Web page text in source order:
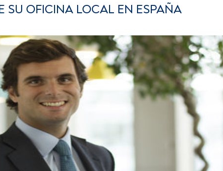
SU OFICINA LOCAL EN ESPAÑA